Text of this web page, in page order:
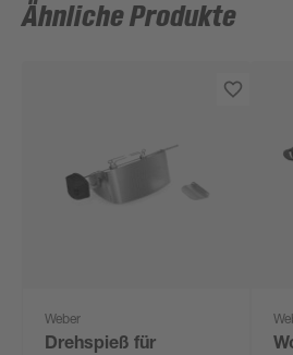
Ähnliche Produkte
Weber
Drehspieß für